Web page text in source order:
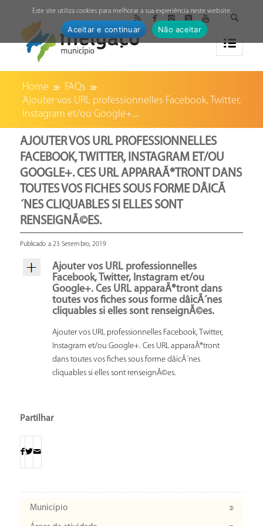
Home
FAQs
Ajouter vos URL professionnelles Facebook, Twitter,
Instagram et/ou Google+....
AJOUTER VOS URL PROFESSIONNELLES
FACEBOOK, TWITTER, INSTAGRAM ET/OU
GOOGLE+. CES URL APPARAÃ®TRONT DANS
TOUTES VOS FICHES SOUS FORME DÂICÃ
´NES CLIQUABLES SI ELLES SONT
RENSEIGNÃ©ES.
Publicado a 23 Setembro, 2019
Ajouter vos URL professionnelles
Facebook, Twitter, Instagram et/ou
Google+. Ces URL apparaÃ®tront dans
toutes vos fiches sous forme dâicÃ´nes
cliquables si elles sont renseignÃ©es.
Ajouter vos URL professionnelles Facebook, Twitter,
Instagram et/ou Google+. Ces URL apparaÃ®tront
dans toutes vos fiches sous forme dâicÃ´nes
cliquables si elles sont renseignÃ©es.
Partilhar
Município
Este site utiliza cookies para melhorar a sua experiência neste website.
Aceitar e continuar Não aceitar